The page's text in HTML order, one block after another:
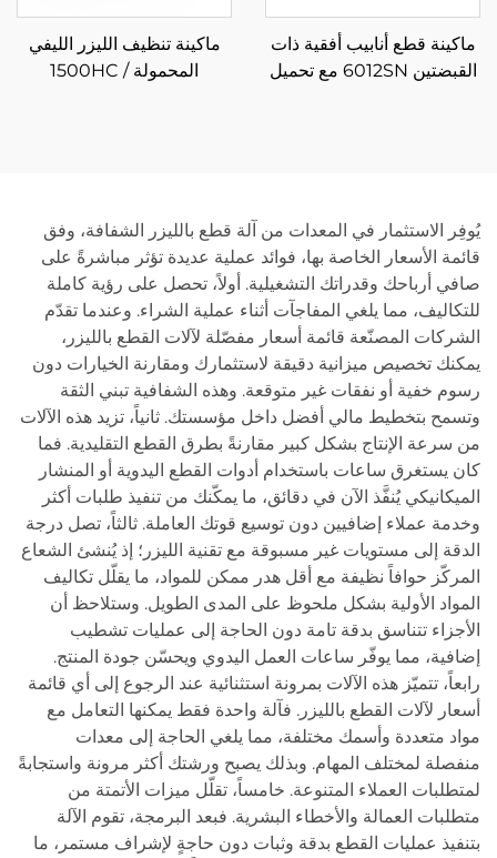
ماكينة قطع أنابيب أفقية ذات
القبضتين 6012SN مع تحميل
ماكينة تنظيف الليزر الليفي
المحمولة 1500HC /
يُوفِر الاستثمار في المعدات من آلة قطع بالليزر الشفافة، وفق
قائمة الأسعار الخاصة بها، فوائد عملية عديدة تؤثر مباشرةً على
صافي أرباحك وقدراتك التشغيلية. أولاً، تحصل على رؤية كاملة
للتكاليف، مما يلغي المفاجآت أثناء عملية الشراء. وعندما تقدّم
الشركات المصنّعة قائمة أسعار مفصّلة لآلات القطع بالليزر،
يمكنك تخصيص ميزانية دقيقة لاستثمارك ومقارنة الخيارات دون
رسوم خفية أو نفقات غير متوقعة. وهذه الشفافية تبني الثقة
وتسمح بتخطيط مالي أفضل داخل مؤسستك. ثانياً، تزيد هذه الآلات
من سرعة الإنتاج بشكل كبير مقارنةً بطرق القطع التقليدية. فما
كان يستغرق ساعات باستخدام أدوات القطع اليدوية أو المنشار
الميكانيكي يُنفَّذ الآن في دقائق، ما يمكّنك من تنفيذ طلبات أكثر
وخدمة عملاء إضافيين دون توسيع قوتك العاملة. ثالثاً، تصل درجة
الدقة إلى مستويات غير مسبوقة مع تقنية الليزر؛ إذ يُنشئ الشعاع
المركّز حوافاً نظيفة مع أقل هدر ممكن للمواد، ما يقلّل تكاليف
المواد الأولية بشكل ملحوظ على المدى الطويل. وستلاحظ أن
الأجزاء تتناسق بدقة تامة دون الحاجة إلى عمليات تشطيب
إضافية، مما يوفّر ساعات العمل اليدوي ويحسّن جودة المنتج.
رابعاً، تتميّز هذه الآلات بمرونة استثنائية عند الرجوع إلى أي قائمة
أسعار لآلات القطع بالليزر. فآلة واحدة فقط يمكنها التعامل مع
مواد متعددة وأسمك مختلفة، مما يلغي الحاجة إلى معدات
منفصلة لمختلف المهام. وبذلك يصبح ورشتك أكثر مرونة واستجابةً
لمتطلبات العملاء المتنوعة. خامساً، تقلّل ميزات الأتمتة من
متطلبات العمالة والأخطاء البشرية. فبعد البرمجة، تقوم الآلة
بتنفيذ عمليات القطع بدقة وثبات دون حاجةٍ لإشراف مستمر، ما